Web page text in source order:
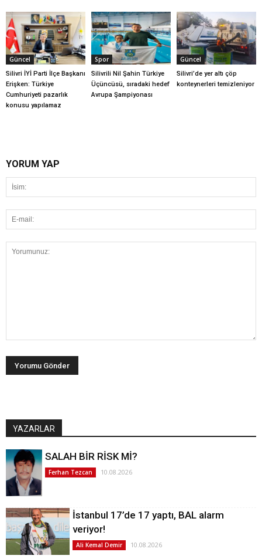
Güncel
Silivri İYİ Parti İlçe Başkanı
Erişken: Türkiye
Cumhuriyeti pazarlık
konusu yapılamaz
Spor
Silivrili Nil Şahin Türkiye
Üçüncüsü, sıradaki hedef
Avrupa Şampiyonası
Güncel
Silivri’de yer altı çöp
konteynerleri temizleniyor
YORUM YAP
YAZARLAR
SALAH BİR RİSK Mİ?
Ferhan Tezcan 10.08.2026
İstanbul 17’de 17 yaptı, BAL alarm
veriyor!
Ali Kemal Demir 10.08.2026